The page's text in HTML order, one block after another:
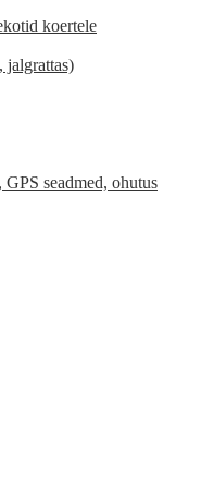
koertele
jalgrattas)
seadmed, ohutus